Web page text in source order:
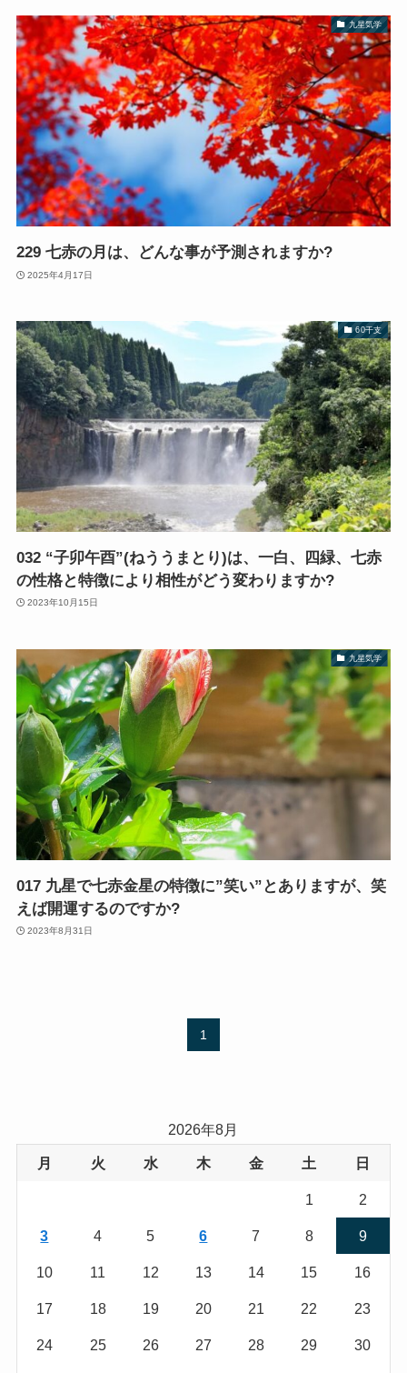
九星気学
229 七赤の月は、どんな事が予測されますか?
2025年4月17日
60干支
032 “子卯午酉”(ねううまとり)は、一白、四緑、七赤
の性格と特徴により相性がどう変わりますか?
2023年10月15日
九星気学
017 九星で七赤金星の特徴に”笑い”とありますが、笑
えば開運するのですか?
2023年8月31日
1
2026年8月
月 火 水 木 金 土 日
1 2
3 4 5 6 7 8 9
10 11 12 13 14 15 16
17 18 19 20 21 22 23
24 25 26 27 28 29 30